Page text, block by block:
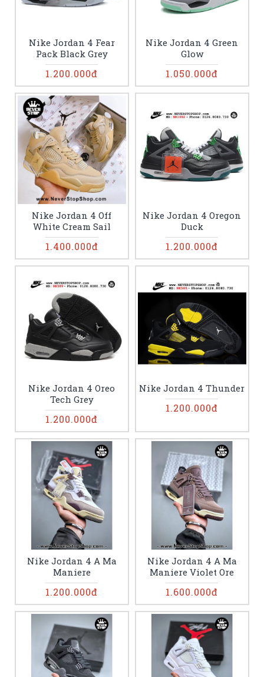
Nike Jordan 4 Fear
Pack Black Grey
1.200.000đ
Nike Jordan 4 Green
Glow
1.050.000đ
Nike Jordan 4 Off
White Cream Sail
1.400.000đ
Nike Jordan 4 Oregon
Duck
1.200.000đ
Nike Jordan 4 Oreo
Tech Grey
1.200.000đ
Nike Jordan 4 Thunder
1.200.000đ
Nike Jordan 4 A Ma
Maniere
1.200.000đ
Nike Jordan 4 A Ma
Maniere Violet Ore
1.600.000đ